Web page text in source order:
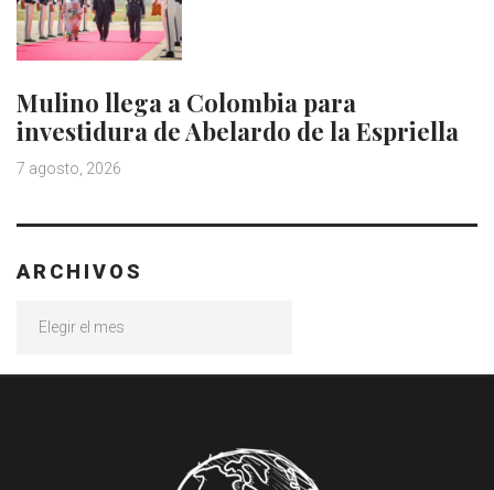
Mulino llega a Colombia para
investidura de Abelardo de la Espriella
7 agosto, 2026
ARCHIVOS